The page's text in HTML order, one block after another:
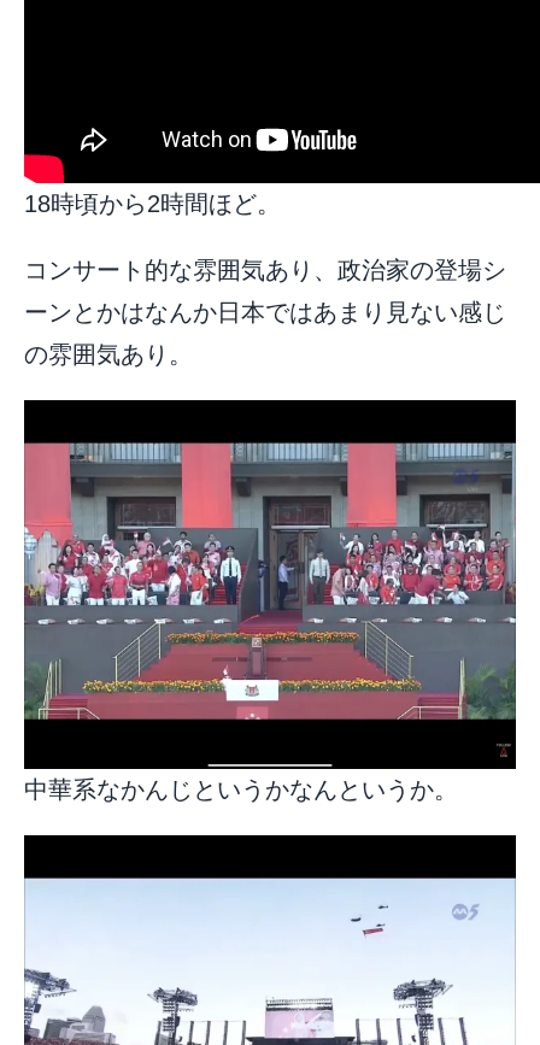
18時頃から2時間ほど。
コンサート的な雰囲気あり、政治家の登場シ
ーンとかはなんか日本ではあまり見ない感じ
の雰囲気あり。
中華系なかんじというかなんというか。